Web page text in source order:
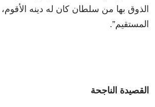
الذوق بها من سلطان كان له دينه
المستقيم”.
القصيدة الناجحة